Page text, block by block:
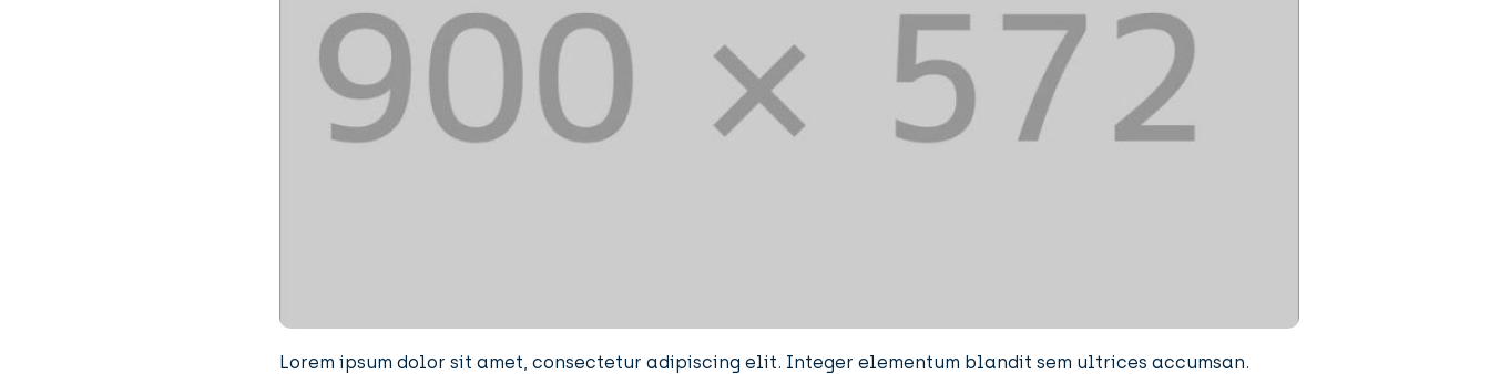
Lorem ipsum dolor sit amet, consectetur adipiscing elit. Integer elementum blandit sem ultrices accumsan.